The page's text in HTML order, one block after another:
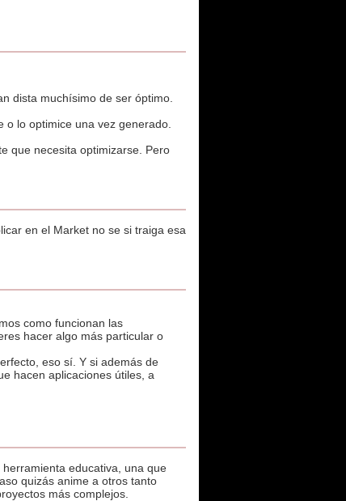
dista muchísimo de ser óptimo.
lo optimice una vez generado.
que necesita optimizarse. Pero
en el Market no se si traiga esa
como funcionan las
hacer algo más particular o
eso sí. Y si además de
hacen aplicaciones útiles, a
educativa, una que
quizás anime a otros tanto
más complejos.